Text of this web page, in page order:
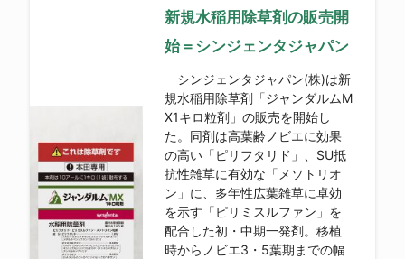
新規水稲用除草剤の販売開
始＝シンジェンタジャパン
シンジェンタジャパン(株)は新
規水稲用除草剤「ジャンダルムM
X1キロ粒剤」の販売を開始し
た。同剤は高葉齢ノビエに効果
の高い「ピリフタリド」、SU抵
抗性雑草に有効な「メソトリオ
ン」に、多年性広葉雑草に卓効
を示す「ピリミスルファン」を
配合した初・中期一発剤。移植
時からノビエ3・5葉期までの幅